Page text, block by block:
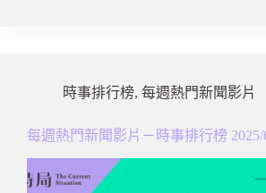
時事排行榜, 每週熱門新聞影片
每週熱門新聞影片－時事排行榜 2025/